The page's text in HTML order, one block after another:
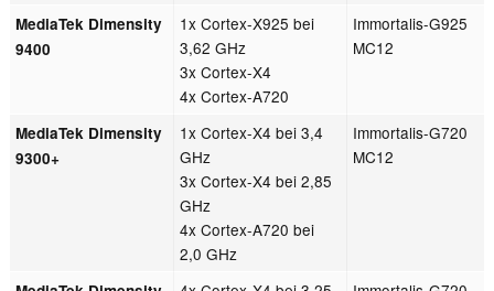
MediaTek Dimensity
9400
1x Cortex-X925 bei
3,62 GHz
3x Cortex-X4
4x Cortex-A720
Immortalis-G925
MC12
MediaTek Dimensity
9300+
1x Cortex-X4 bei 3,4
GHz
3x Cortex-X4 bei 2,85
GHz
4x Cortex-A720 bei
2,0 GHz
Immortalis-G720
MC12